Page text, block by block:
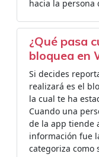
hacia la
¿Qué pasa
bloquea en
Si decides
realizará es el
la cual te ha
Cuando una
de la app tiende
información fue
categoriza como